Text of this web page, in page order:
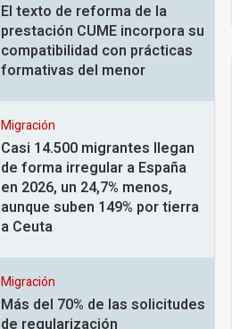
El texto de reforma de la
prestación CUME incorpora su
compatibilidad con prácticas
formativas del menor
Migración
Casi 14.500 migrantes llegan
de forma irregular a España
en 2026, un 24,7% menos,
aunque suben 149% por tierra
a Ceuta
Migración
Más del 70% de las solicitudes
de regularización